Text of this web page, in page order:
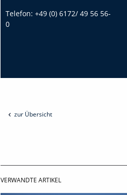
Telefon: +49 (0) 6172/ 49 56 56-
0
zur Übersicht
VERWANDTE ARTIKEL